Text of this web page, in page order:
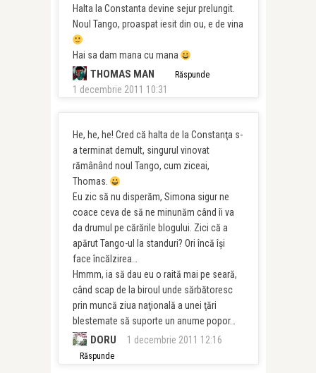
Halta la Constanta devine sejur prelungit.
Noul Tango, proaspat iesit din ou, e de vina
Hai sa dam mana cu mana
THOMAS MAN
1 decembrie 2011 10:31
Răspunde
He, he, he! Cred că halta de la Constanţa s-
a terminat demult, singurul vinovat
rămânând noul Tango, cum ziceai,
Thomas.
Eu zic să nu disperăm, Simona sigur ne
coace ceva de să ne minunăm când îi va
da drumul pe cărările blogului. Zici că a
apărut Tango-ul la standuri? Ori încă îşi
face încălzirea…
Hmmm, ia să dau eu o raită mai pe seară,
când scap de la biroul unde sărbătoresc
prin muncă ziua naţională a unei ţări
blestemate să suporte un anume popor…
DORU 1 decembrie 2011 12:16
Răspunde